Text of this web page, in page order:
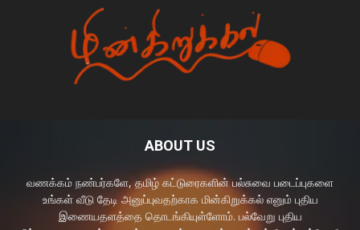
ABOUT US
வணக்கம் நண்பர்களே, தமிழ் கட்டுரைகளின் பல்சுவை படைப்புகளை
உங்கள் வீடு தேடி அனுப்புவதற்காக மின்கிறுக்கல் எனும் புதிய
இணையதளத்தை தொடங்கியுள்ளோம். பல்வேறு புதிய